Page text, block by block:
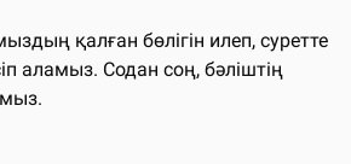
қалған бөлігін илеп, суретте
аламыз. Содан соң, бәліштің